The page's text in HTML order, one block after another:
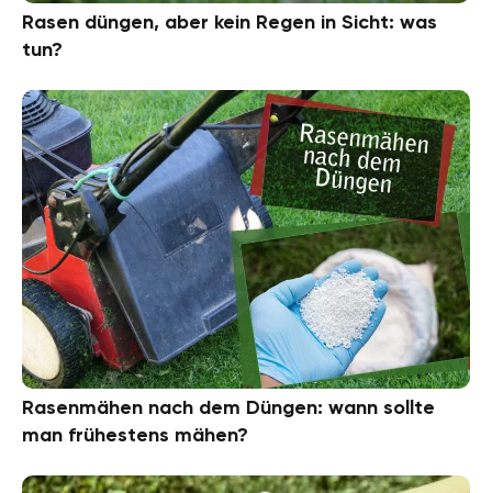
Rasen düngen, aber kein Regen in Sicht: was
tun?
Rasenmähen nach dem Düngen: wann sollte
man frühestens mähen?